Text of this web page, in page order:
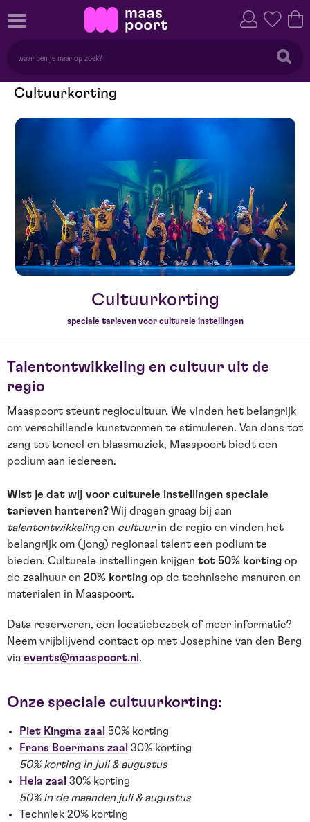
Cultuurkorting
Cultuurkorting
speciale tarieven voor culturele instellingen
Talentontwikkeling en cultuur uit de
regio
Maaspoort steunt regiocultuur. We vinden het belangrijk
om verschillende kunstvormen te stimuleren. Van dans tot
zang tot toneel en blaasmuziek, Maaspoort biedt een
podium aan iedereen.
Wist je dat wij voor culturele instellingen speciale
tarieven hanteren?Wij dragen graag bij aan
talentontwikkelingen cultuurin de regio en vinden het
belangrijk om (jong) regionaal talent een podium te
bieden. Culturele instellingen krijgen tot 50% korting op
de zaalhuur en 20% korting op de technische manuren en
materialen in Maaspoort.
Data reserveren, een locatiebezoek of meer informatie?
Neem vrijblijvend contact op met Josephine van den Berg
via events@maaspoort.nl .
Onze speciale cultuurkorting:
Piet Kingma zaal
50% korting
Frans Boermans zaal 30% korting
50% korting in juli & augustus
Hela zaal 30% korting
50% in de maanden juli & augustus
Techniek 20% korting